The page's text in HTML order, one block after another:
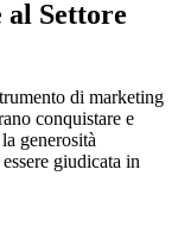
al Settore
di marketing
conquistare e
generosità
giudicata in